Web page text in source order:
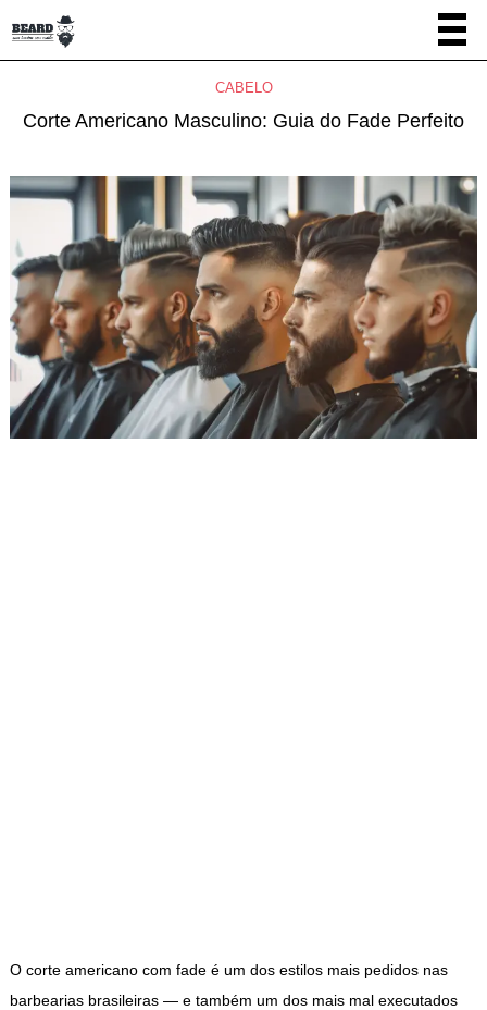
CABELO
Corte Americano Masculino: Guia do Fade Perfeito
O corte americano com fade é um dos estilos mais pedidos nas
barbearias brasileiras — e também um dos mais mal executados